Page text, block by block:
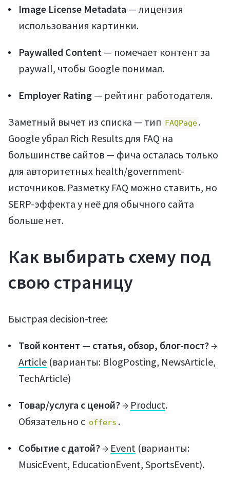
Войти
Image License Metadata — лицензия
использования картинки.
Paywalled Content — помечает контент за
paywall, чтобы Google понимал.
Employer Rating — рейтинг работодателя.
Заметный вычет из списка — тип FAQPage .
Google убрал Rich Results для FAQ на
большинстве сайтов — фича осталась только
для авторитетных health/government-
источников. Разметку FAQ можно ставить, но
SERP-эффекта у неё для обычного сайта
больше нет.
Как выбирать схему под
свою страницу
Быстрая decision-tree:
Твой контент — статья, обзор, блог-пост?→
Article (варианты: BlogPosting, NewsArticle,
TechArticle)
Товар/услуга с ценой?→ Product.
Обязательно с offers .
Событие с датой?→ Event (варианты:
MusicEvent, EducationEvent, SportsEvent).